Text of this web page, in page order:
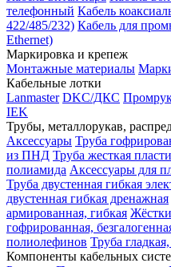
телефонный Кабель
422/485/232) Кабель для
Ethernet)
Маркировка и крепеж
Монтажные материалы
Кабельные лотки
Lanmaster DKC/ДКС
IEK
Трубы, металлорукав,
Аксессуары Труба
из ПНД Труба жесткая
полиамида Аксессуары для
Труба двустенная гибкая
двустенная гибкая дренажная
армированная, гибкая
гофрированная,
полиолефинов Труба
Компоненты кабельных